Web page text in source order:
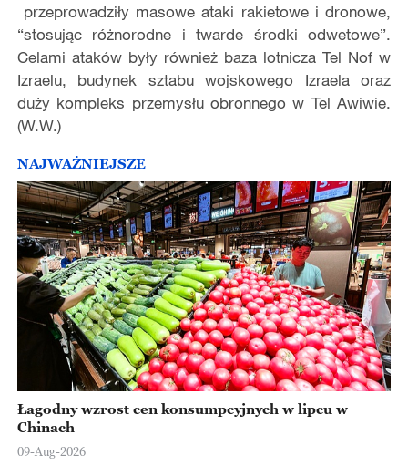
przeprowadziły masowe ataki rakietowe i dronowe,
“stosując różnorodne i twarde środki odwetowe”.
Celami ataków były również baza lotnicza Tel Nof w
Izraelu, budynek sztabu wojskowego Izraela oraz
duży kompleks przemysłu obronnego w Tel Awiwie.
(W.W.)
NAJWAŻNIEJSZE
Łagodny wzrost cen konsumpcyjnych w lipcu w
Chinach
09-Aug-2026